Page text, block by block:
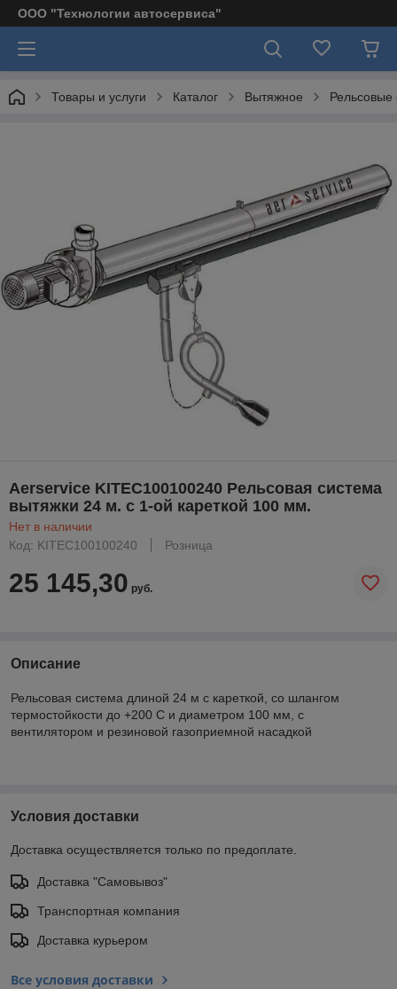
ООО "Технологии автосервиса"
Товары и услуги Каталог Вытяжное Рельсовые
Aerservice KITEC100100240 Рельсовая система
вытяжки 24 м. с 1-ой кареткой 100 мм.
Нет в наличии
Код: KITEC100100240
Розница
25 145,30 руб.
Описание
Рельсовая система длиной 24 м с кареткой, со шлангом
термостойкости до +200 С и диаметром 100 мм, с
вентилятором и резиновой газоприемной насадкой
Условия доставки
Доставка осуществляется только по предоплате.
Доставка "Самовывоз"
Транспортная компания
Доставка курьером
Все условия доставки